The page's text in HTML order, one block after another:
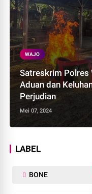
WAJO
Satreskrim Polres
Aduan dan
Perjudian
Mei 07, 2024
LABEL
BONE